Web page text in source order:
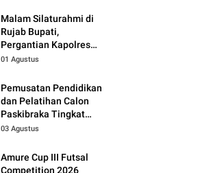
Malam Silaturahmi di
Rujab Bupati,
Pergantian Kapolres
Wajo Jadi Momentum
01 Agustus
Pemusatan Pendidikan
dan Pelatihan Calon
Paskibraka Tingkat
Kabupaten Tahun 2026
03 Agustus
Amure Cup III Futsal
Competition 2026